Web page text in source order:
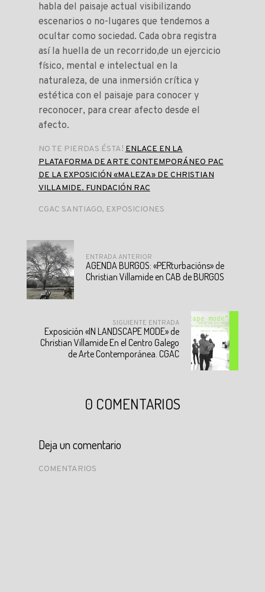
habla del paisaje actual visibilizando
escenarios o no-lugares que tendemos a
ocultar como sociedad. Cada obra registra
así la huella de un recorrido,de un ejercicio
físico, mental e intelectual en la
naturaleza, de una inmersión crítica y
estética con el paisaje para conocer y
reconocer, para crear afecto desde el
afecto.
NO TE PIERDAS ÉSTA! ENLACE EN LA
PLATAFORMA DE ARTE CONTEMPORÁNEO PAC
DE LA EXPOSICIÓN «MALEZA» DE CHRISTIAN
VILLAMIDE. FUNDACIÓN RAC
CGAC SANTIAGO, EXPOSICIONES
ENTRADA ANTERIOR
AGENDA BURGOS: «PERturbacións» de
Christian Villamide en CAB de BURGOS
SIGUIENTE ENTRADA
Exposición «IN LANDSCAPE MODE» de
Christian Villamide En el Centro Galego
de Arte Contemporánea. CGAC
0 COMENTARIOS
Deja un comentario
COMENTARIOS